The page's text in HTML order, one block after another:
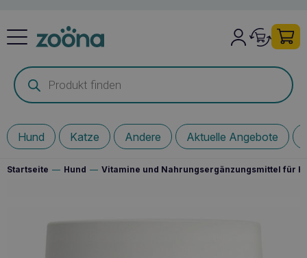
Products
search
Hund Katze Andere Aktuelle Angebote
Startseite — Hund — Vitamine und Nahrungsergänzungsmittel für